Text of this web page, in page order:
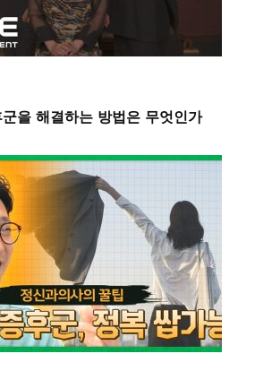
을 해결하는 방법은 무엇인가